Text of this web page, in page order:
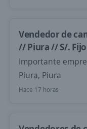
Vendedor de
// Piura // S/.
Importante
Piura, Piura
Hace 17 horas